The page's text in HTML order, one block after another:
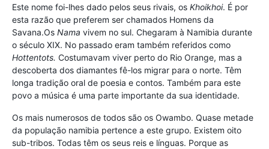
Este nome foi-lhes dado pelos seus rivais, os Khoikhoi. É por
esta razão que preferem ser chamados Homens da
Savana.Os Nama vivem no sul. Chegaram à Namibia durante
o século XIX. No passado eram também referidos como
Hottentots. Costumavam viver perto do Rio Orange, mas a
descoberta dos diamantes fê-los migrar para o norte. Têm
longa tradição oral de poesia e contos. Também para este
povo a música é uma parte importante da sua identidade.
Os mais numerosos de todos são os Owambo. Quase metade
da população namibia pertence a este grupo. Existem oito
sub-tribos. Todas têm os seus reis e línguas. Porque as